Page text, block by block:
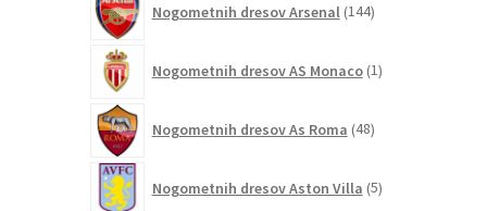
Nogometnih dresov Arsenal 144izdelkov
Nogometnih dresov AS Monaco 1izdelek
Nogometnih dresov As Roma 48izdelkov
Nogometnih dresov Aston Villa 5izdelkov